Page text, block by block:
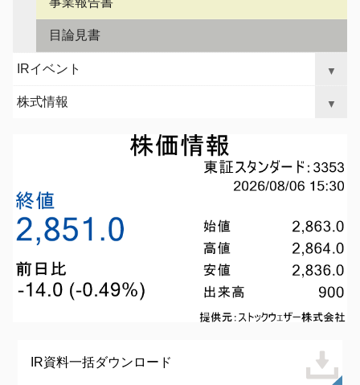
目論見書
IRイベント ▼
株式情報 ▼
IR資料一括ダウンロード